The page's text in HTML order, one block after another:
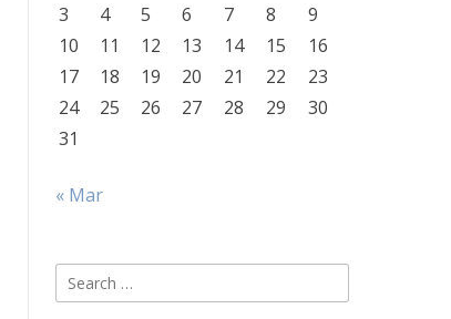
3
4 5 6 7 8
9
10
11 12 13 14 15
16
17
18 19 20 21 22
23
24
25 26 27 28 29
30
31
« Mar
Search
for: